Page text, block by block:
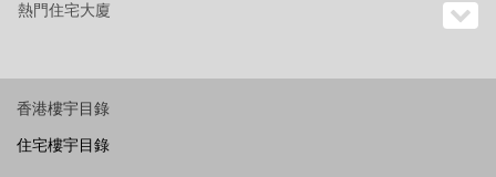
熱門住宅大廈
香港樓宇目錄
住宅樓宇目錄